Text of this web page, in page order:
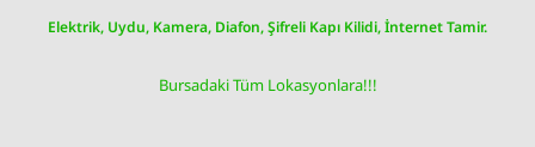
Elektrik, Uydu, Kamera, Diafon, Şifreli Kapı Kilidi, İnternet Tamir.
Bursadaki Tüm Lokasyonlara!!!